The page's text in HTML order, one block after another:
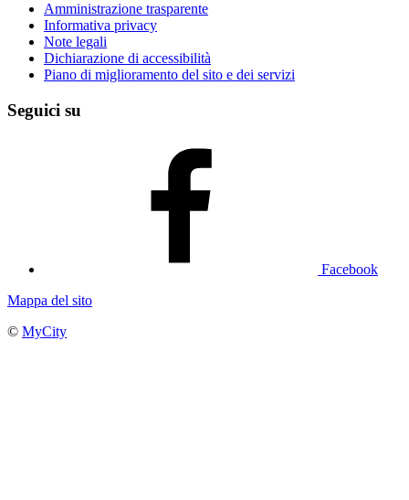
Amministrazione trasparente
Informativa privacy
Note legali
Dichiarazione di accessibilità
Piano di miglioramento del sito e dei servizi
Seguici su
Facebook
Mappa del sito
© MyCity